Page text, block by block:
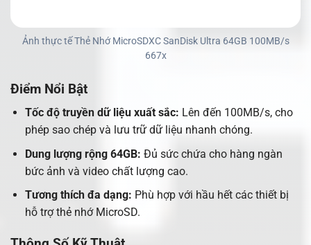
Ảnh thực tế Thẻ Nhớ MicroSDXC SanDisk Ultra 64GB 100MB/s
667x
Điểm Nổi Bật
Tốc độ truyền dữ liệu xuất sắc: Lên đến 100MB/s, cho
phép sao chép và lưu trữ dữ liệu nhanh chóng.
Dung lượng rộng 64GB: Đủ sức chứa cho hàng ngàn
bức ảnh và video chất lượng cao.
Tương thích đa dạng: Phù hợp với hầu hết các thiết bị
hỗ trợ thẻ nhớ MicroSD.